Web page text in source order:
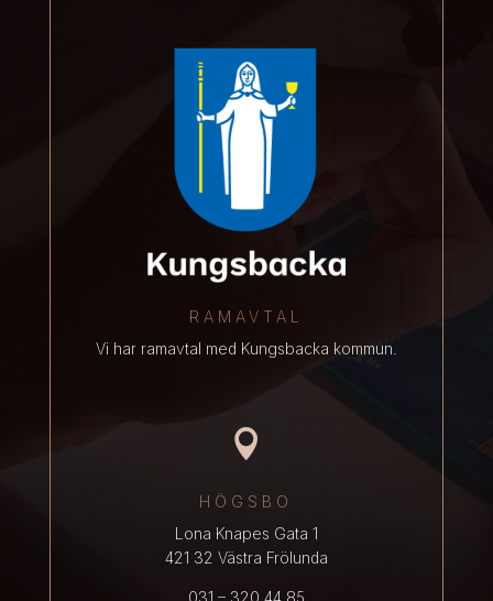
RAMAVTAL
Vi har ramavtal med Kungsbacka kommun.

HÖGSBO
Lona Knapes Gata 1
421 32 Västra Frölunda
031 – 320 44 85